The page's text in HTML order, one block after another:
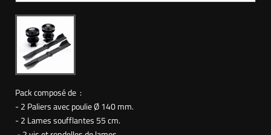
Pack composé de :
- 2 Paliers avec poulie Ø 140 mm.
- 2 Lames soufflantes 55cm.